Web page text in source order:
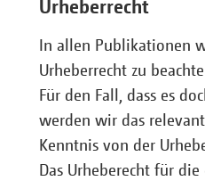
Urheberrecht
In allen Publikationen
Urheberrecht zu
Für den Fall, dass es
werden wir das
Kenntnis von der
Das Urheberecht für